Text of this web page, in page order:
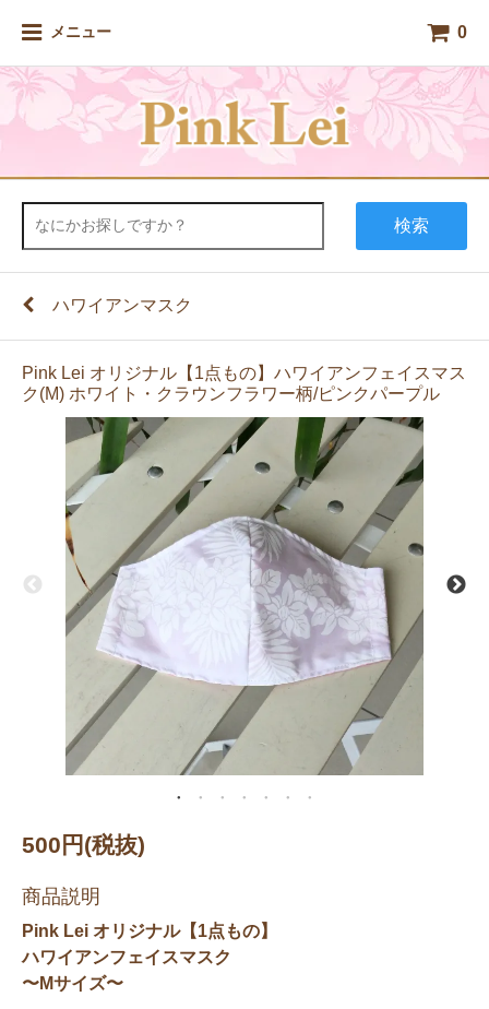
メニュー 0
検索
ハワイアンマスク
Pink Lei オリジナル【1点もの】ハワイアンフェイスマス
ク(M) ホワイト・クラウンフラワー柄/ピンクパープル
500円(税抜)
商品説明
Pink Lei オリジナル【1点もの】
ハワイアンフェイスマスク
〜Mサイズ〜